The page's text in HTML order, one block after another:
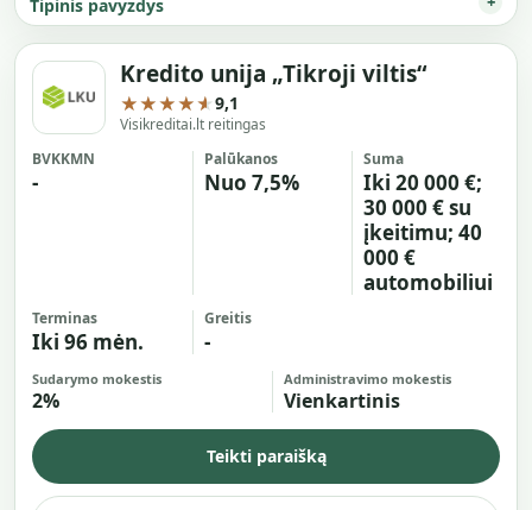
Tipinis pavyzdys
Kredito unija „Tikroji viltis“
★★★★★9,1
Visikreditai.lt reitingas
BVKKMN
-
Palūkanos
Nuo 7,5%
Suma
Iki 20 000 €;
30 000 € su
įkeitimu; 40
000 €
automobiliui
Terminas
Iki 96 mėn.
Greitis
-
Sudarymo mokestis
2%
Administravimo mokestis
Vienkartinis
Teikti paraišką